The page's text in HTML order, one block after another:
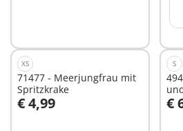
XS
71477 - Meerjungfrau mit
Spritzkrake
€ 4,99
In den Warenkorb
S
€